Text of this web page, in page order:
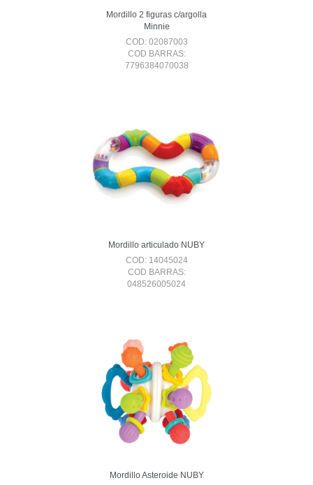
Mordillo 2 figuras c/argolla
Minnie
COD: 02087003
COD BARRAS:
7796384070038
Mordillo articulado NUBY
COD: 14045024
COD BARRAS:
048526005024
Mordillo Asteroide NUBY